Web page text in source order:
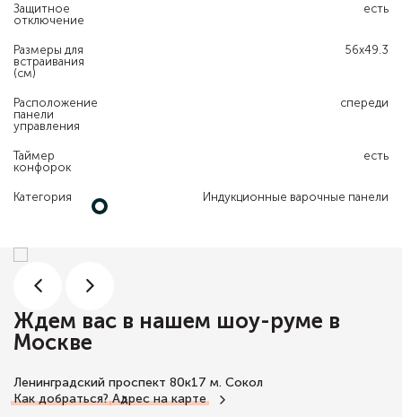
Защитное
отключение
есть
Размеры для
встраивания
(см)
56x49.3
Расположение
панели
управления
спереди
Таймер
конфорок
есть
Категория Индукционные варочные панели
Ждем вас в нашем шоу-руме в
Москве
Ленинградский проспект 80к17 м. Сокол
Как добраться? Адрес на карте